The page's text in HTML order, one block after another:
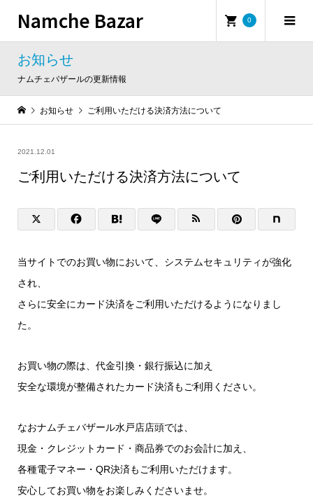
Namche Bazar 0
お知らせ
ナムチェバザールの更新情報
お知らせ ご利用いただける決済方法について
2021.12.01
ご利用いただける決済方法について
当サイトでのお買い物において、システムセキュリティが強化
され、
さらに安全にカード決済をご利用いただけるようになりまし
た。
お買い物の際は、代金引換・銀行振込に加え
安全な環境が整備されたカード決済もご利用ください。
なおナムチェバザール水戸店店頭では、
現金・クレジットカード・商品券でのお会計に加え、
各種電子マネー・QR決済もご利用いただけます。
安心してお買い物をお楽しみくださいませ。